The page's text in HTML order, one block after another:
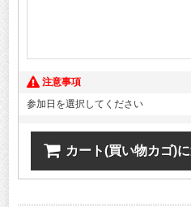
注意事項
参加日を選択してください
カート(買い物カゴ)